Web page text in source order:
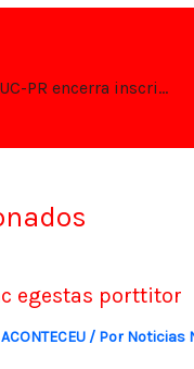
Vestibular presencial da PUC-PR encerra inscrições em 6 de outubro
egestas porttitor
ACONTECEU/ Por Noticias